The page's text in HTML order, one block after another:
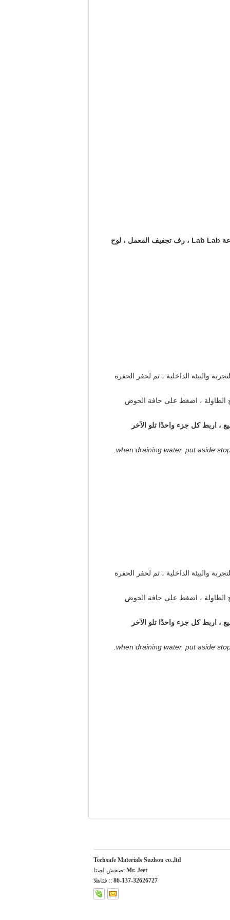
صمامات شفاط Lab Lab ، حنفيات غاز المياه المعملية ، صنابير هواء المختبر ، عادم دخان المختبر ، مستخرج الأبخرة ، بالوعة Lab Lab ، رف تجفيف المعمل ، لوح
والبيئة الداخلية ، ثم لحفر الحفرة
الطاولة ، اضغط على حافة الحوض
، اربط كل جزء واحدًا تلو الآخر
when draining water, put aside
والبيئة الداخلية ، ثم لحفر الحفرة
الطاولة ، اضغط على حافة الحوض
، اربط كل جزء واحدًا تلو الآخر
when draining water, put aside
Techsafe Materials Suzhou co.,ltd
اتصل شخص: Mr. Jeet
الهاتف :: 86-137-32626727